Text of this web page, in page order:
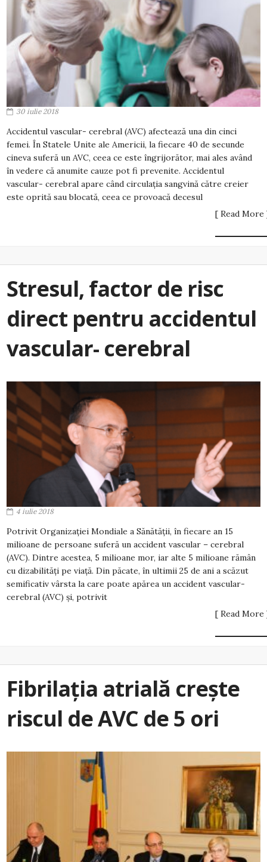
30 iulie 2018
Accidentul vascular- cerebral (AVC) afectează una din cinci
femei. În Statele Unite ale Americii, la fiecare 40 de secunde
cineva suferă un AVC, ceea ce este îngrijorător, mai ales având
în vedere că anumite cauze pot fi prevenite. Accidentul
vascular- cerebral apare când circulația sangvină către creier
este oprită sau blocată, ceea ce provoacă decesul
[ Read More
Stresul, factor de risc
direct pentru accidentul
vascular- cerebral
4 iulie 2018
Potrivit Organizației Mondiale a Sănătății, în fiecare an 15
milioane de persoane suferă un accident vascular – cerebral
(AVC). Dintre acestea, 5 milioane mor, iar alte 5 milioane rămân
cu dizabilități pe viață. Din păcate, în ultimii 25 de ani a scăzut
semificativ vârsta la care poate apărea un accident vascular-
cerebral (AVC) și, potrivit
[ Read More
Fibrilația atrială crește
riscul de AVC de 5 ori